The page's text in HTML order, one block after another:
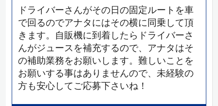
ドライバーさんがその日の固定ルートを車
で回るのでアナタにはその横に同乗して頂
きます。自販機に到着したらドライバーさ
んがジュースを補充するので、アナタはそ
の補助業務をお願いします。難しいことを
お願いする事はありませんので、未経験の
方も安心してご応募下さいね！